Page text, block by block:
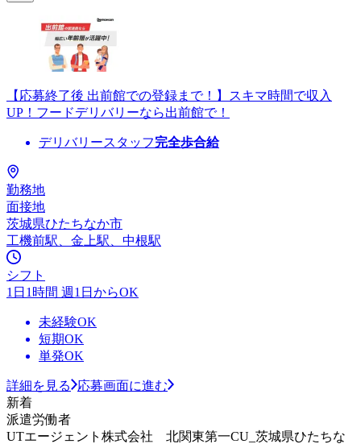
【応募終了後 出前館での登録まで！】スキマ時間で収入
UP！フードデリバリーなら出前館で！
デリバリースタッフ完全歩合給
勤務地
面接地
茨城県ひたちなか市
工機前駅、金上駅、中根駅
シフト
1日1時間 週1日からOK
未経験OK
短期OK
単発OK
詳細を見る
応募画面に進む
新着
派遣労働者
UTエージェント株式会社 北関東第一CU_茨城県ひたちな